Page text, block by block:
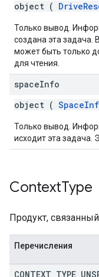
object (
Только вывод.
создана эта
может быть только
для чтения.
spaceInfo
object (
Только вывод.
исходит эта задача.
ContextType
Продукт,
Перечисления
CONTEXT TYPE